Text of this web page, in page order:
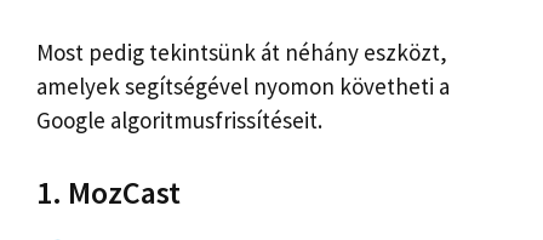
Most pedig tekintsünk át néhány eszközt,
amelyek segítségével nyomon követheti a
Google algoritmusfrissítéseit.
1. MozCast